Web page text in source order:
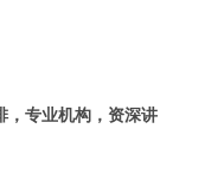
，专业机构，资深讲